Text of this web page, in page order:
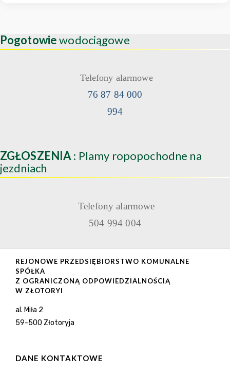
Pogotowiewodociągowe
Telefony alarmowe
76 87 84 000
994
ZGŁOSZENIA : Plamy ropopochodne na
jezdniach
Telefony alarmowe
504 994 004
REJONOWE PRZEDSIĘBIORSTWO KOMUNALNE
SPÓŁKA
Z OGRANICZONĄ ODPOWIEDZIALNOŚCIĄ
W ZŁOTORYI
al. Miła 2
59-500 Złotoryja
DANE KONTAKTOWE